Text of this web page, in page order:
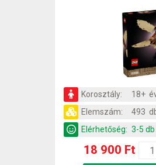
Korosztály:
18+
Elemszám:
493
Elérhetőség: 3-5 db
18 900 Ft